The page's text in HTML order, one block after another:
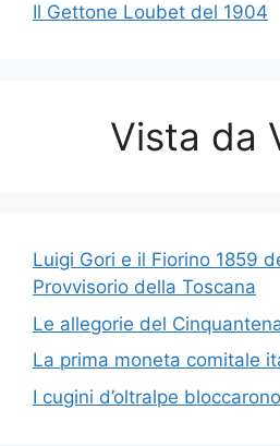
Il Gettone Loubet del 1904
Vista da
Luigi Gori e il Fiorino 1859
Provvisorio della Toscana
Le allegorie del
La prima moneta comitale
I cugini d’oltralpe